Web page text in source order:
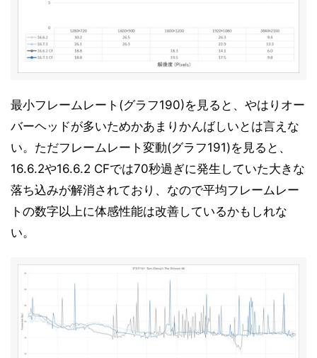
最小フレームレート(グラフ190)を見ると、やはりオー
バーヘッドが多いためかあまりかんばしいとは言えな
い。ただフレームレート変動(グラフ191)を見ると、
16.6.2や16.6.2 CFでは70秒過ぎに発生していた大きな
落ち込みが解消されており、なので平均フレームレー
トの数字以上に体感性能は改善しているかもしれな
い。